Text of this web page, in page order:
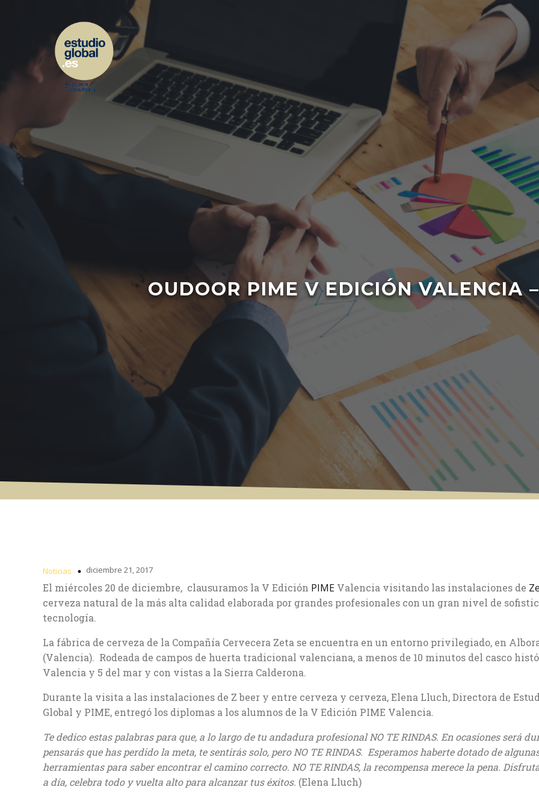
OUDOOR PIME V EDICIÓN VALENCIA
Noticias diciembre 21, 2017
El miércoles 20 de diciembre, clausuramos la V Edición PIME Valencia visitando las instalaciones de
cerveza natural de la más alta calidad elaborada por grandes profesionales con un gran nivel de
tecnología.
La fábrica de cerveza de la Compañía Cervecera Zeta se encuentra en un entorno privilegiado, en
(Valencia). Rodeada de campos de huerta tradicional valenciana, a menos de 10 minutos del casco
Valencia y 5 del mar y con vistas a la Sierra Calderona.
Durante la visita a las instalaciones de Z beer y entre cerveza y cerveza, Elena Lluch, Directora de
Global y PIME, entregó los diplomas a los alumnos de la V Edición PIME Valencia.
Te dedico estas palabras para que, a lo largo de tu andadura profesional NO TE RINDAS. En ocasiones será
pensarás que has perdido la meta, te sentirás solo, pero NO TE RINDAS. Esperamos haberte dotado de
herramientas para saber encontrar el camino correcto. NO TE RINDAS, la recompensa merece la pena.
a día, celebra todo y vuelta alto para alcanzar tus éxitos. (Elena Lluch)